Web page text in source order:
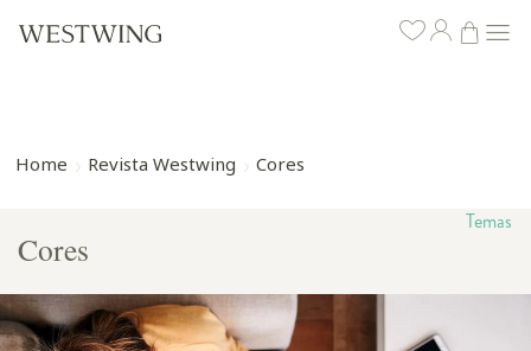
Home Revista Westwing Cores
Temas
Cores